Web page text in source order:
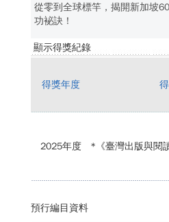
從零到全球標竿，揭開新加坡
功袐訣！
顯示得獎紀錄
得獎年度
2025年度 *《臺灣出版與閱
預行編目資料